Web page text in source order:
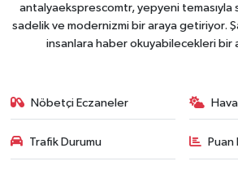
antalyaeksprescomtr, yepyeni temasıyla
sadelik ve modernizmi bir araya getiriyor.
insanlara haber okuyabilecekleri bir
Nöbetçi Eczaneler
Trafik Durumu Puan